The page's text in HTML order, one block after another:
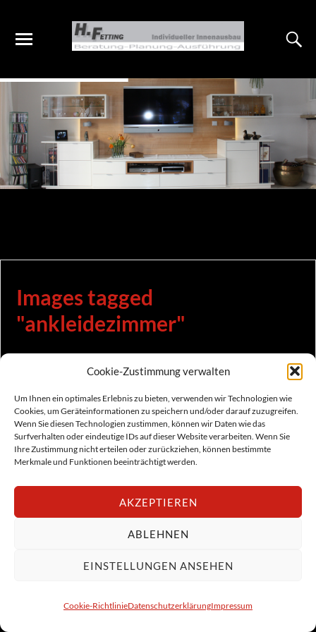
Cookie-Zustimmung verwalten
Um Ihnen ein optimales Erlebnis zu bieten, verwenden wir Technologien wie
Cookies, um Geräteinformationen zu speichern und/oder darauf zuzugreifen.
Wenn Sie diesen Technologien zustimmen, können wir Daten wie das
Surfverhalten oder eindeutige IDs auf dieser Website verarbeiten. Wenn Sie
Ihre Zustimmung nicht erteilen oder zurückziehen, können bestimmte
Merkmale und Funktionen beeinträchtigt werden.
AKZEPTIEREN
ABLEHNEN
EINSTELLUNGEN ANSEHEN
Cookie-RichtlinieDatenschutzerklärungImpressum
Images tagged
"ankleidezimmer"
[Not a valid template]